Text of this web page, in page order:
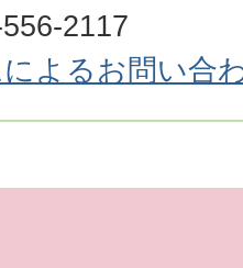
2117
よるお問い合